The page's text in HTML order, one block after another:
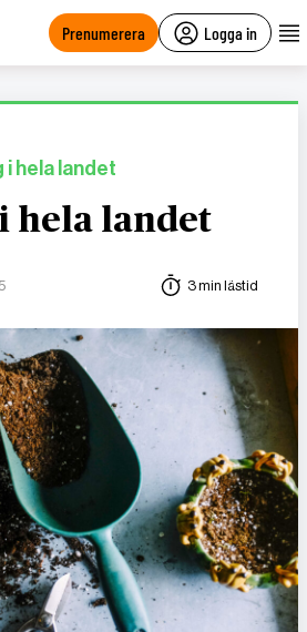
Prenumerera Logga in
i hela landet
i hela landet
3 min lästid